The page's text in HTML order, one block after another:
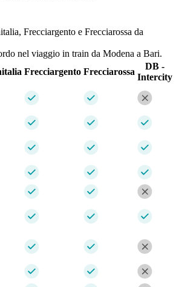
Frecciargento e Frecciarossa da
nel viaggio in train da Modena a Bari.
Frecciargento Frecciarossa
DB -
Intercity